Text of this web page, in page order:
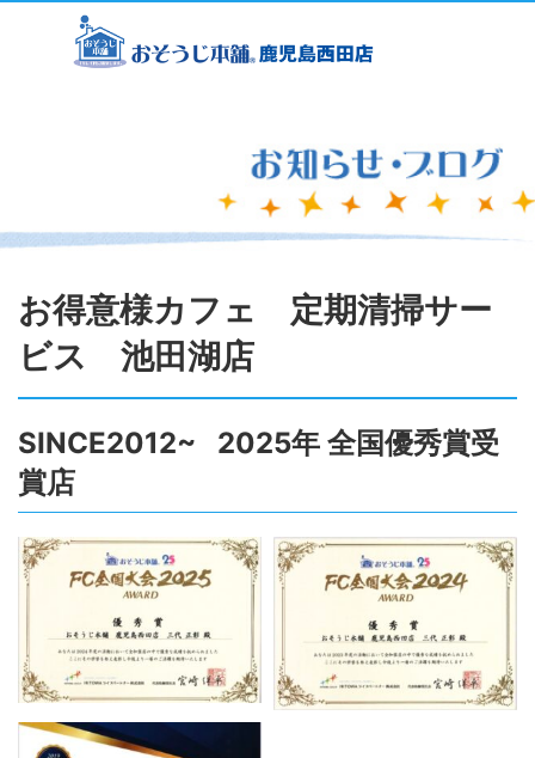
お得意様カフェ 定期清掃サー
ビス 池田湖店
SINCE2012~ 2025年 全国優秀賞受
賞店